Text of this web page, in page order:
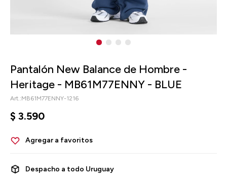
Pantalón New Balance de Hombre -
Heritage - MB61M77ENNY - BLUE
MB61M77ENNY-1216
$ 3.590
Despacho a todo Uruguay